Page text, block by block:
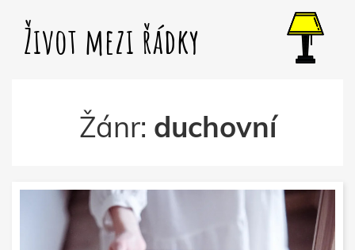
Život mezi řádky
Žánr: duchovní